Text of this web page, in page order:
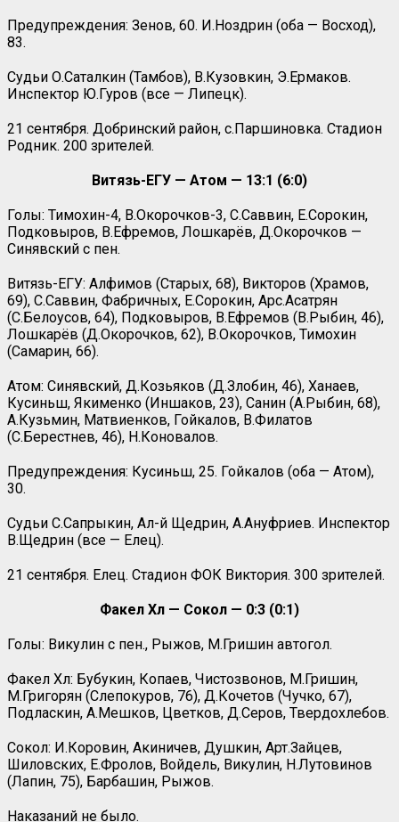
Предупреждения: Зенов, 60. И.Ноздрин (оба — Восход),
83.
Судьи О.Саталкин (Тамбов), В.Кузовкин, Э.Ермаков.
Инспектор Ю.Гуров (все — Липецк).
21 сентября. Добринский район, с.Паршиновка. Стадион
Родник. 200 зрителей.
Витязь-ЕГУ — Атом — 13:1 (6:0)
Голы: Тимохин-4, В.Окорочков-3, С.Саввин, Е.Сорокин,
Подковыров, В.Ефремов, Лошкарёв, Д.Окорочков —
Синявский с пен.
Витязь-ЕГУ: Алфимов (Старых, 68), Викторов (Храмов,
69), С.Саввин, Фабричных, Е.Сорокин, Арс.Асатрян
(С.Белоусов, 64), Подковыров, В.Ефремов (В.Рыбин, 46),
Лошкарёв (Д.Окорочков, 62), В.Окорочков, Тимохин
(Самарин, 66).
Атом: Синявский, Д.Козьяков (Д.Злобин, 46), Ханаев,
Кусиньш, Якименко (Иншаков, 23), Санин (А.Рыбин, 68),
А.Кузьмин, Матвиенков, Гойкалов, В.Филатов
(С.Берестнев, 46), Н.Коновалов.
Предупреждения: Кусиньш, 25. Гойкалов (оба — Атом),
30.
Судьи С.Сапрыкин, Ал-й Щедрин, А.Ануфриев. Инспектор
В.Щедрин (все — Елец).
21 сентября. Елец. Стадион ФОК Виктория. 300 зрителей.
Факел Хл — Сокол — 0:3 (0:1)
Голы: Викулин с пен., Рыжов, М.Гришин автогол.
Факел Хл: Бубукин, Копаев, Чистозвонов, М.Гришин,
М.Григорян (Слепокуров, 76), Д.Кочетов (Чучко, 67),
Подласкин, А.Мешков, Цветков, Д.Серов, Твердохлебов.
Сокол: И.Коровин, Акиничев, Душкин, Арт.Зайцев,
Шиловских, Е.Фролов, Войдель, Викулин, Н.Лутовинов
(Лапин, 75), Барбашин, Рыжов.
Наказаний не было.